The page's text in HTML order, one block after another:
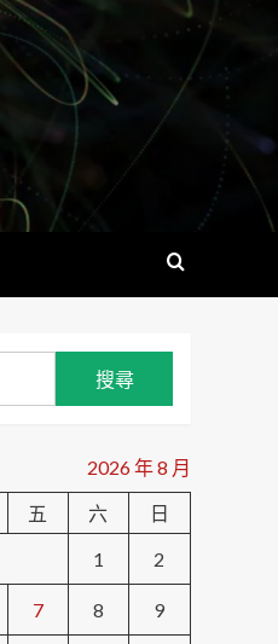
2026 年 8 月
五 六
日
1
2
7 8 9